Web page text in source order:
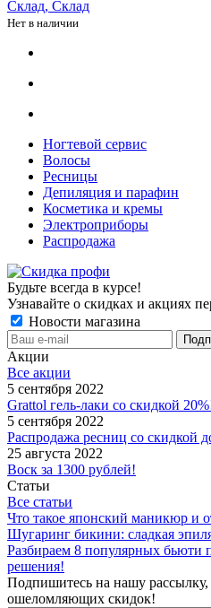
Склад, Склад
Нет в наличии
Ногтевой сервис
Волосы
Ресницы
Депиляция и парафин
Косметика и кремы
Электроприборы
Распродажа
Будьте всегда в курсе!
Узнавайте о скидках и акциях
Новости магазина
Акции
Все акции
5 сентября 2022
Grattol гель-лаки со скидкой
5 сентября 2022
Распродажа ресниц со скидкой
25 августа 2022
Воск за 1300 рублей!
Статьи
Все статьи
Что такое японский маникюр и
Шугаринг бикини: сладкая
Разбираем 8 популярных бьюти
решения!
Подпишитесь на нашу рассылку,
ошеломляющих скидок!